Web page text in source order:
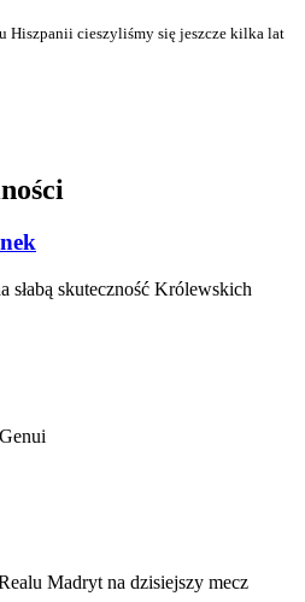
Hiszpanii cieszyliśmy się jeszcze kilka lat
słabą skuteczność Królewskich
Madryt na dzisiejszy mecz